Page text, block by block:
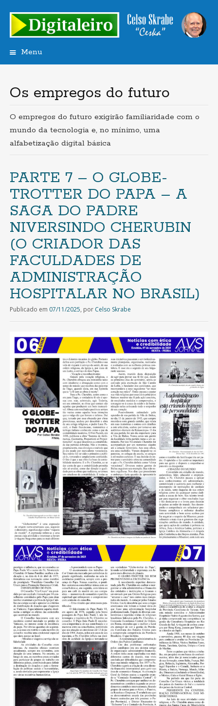
Menu
conteúdo
Os empregos do futuro
O empregos do futuro exigirão familiaridade com o
mundo da tecnologia e, no mínimo, uma
alfabetização digital básica
PARTE 7 – O GLOBE-
TROTTER DO PAPA – A
SAGA DO PADRE
NIVERSINDO CHERUBIN
(O CRIADOR DAS
FACULDADES DE
ADMINISTRAÇÃO
HOSPITALAR NO BRASIL)
Publicado em 07/11/2025, por Celso Skrabe